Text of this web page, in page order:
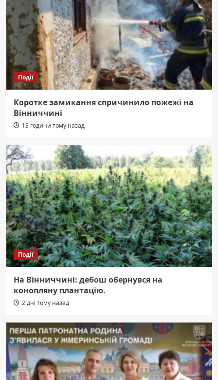
Події
Коротке замикання спричинило пожежі на
Вінниччині
13 години тому назад
Події
На Вінниччині: дебош обернувся на
конопляну плантацію.
2 дні тому назад